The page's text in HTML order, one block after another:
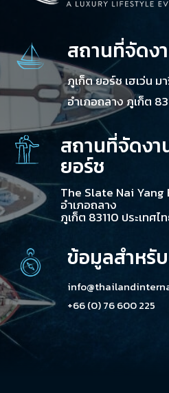
สถานที่จัดง
ภูเก็ต ยอร์ช เฮเว่น ม
อำเภอถลาง ภูเก็ต
สถานที่จัดงา
ยอร์ช
The Slate Nai Yang
อำเภอถลาง
ภูเก็ต 83110 ประเทศไ
ข้อมูลสำหรั
+66 (0) 76 600 225